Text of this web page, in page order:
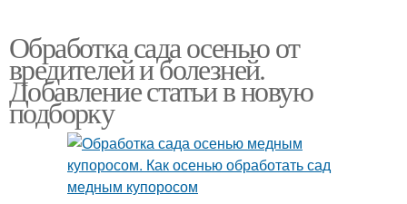
Обработка сада осенью от
вредителей и болезней.
Добавление статьи в новую
подборку